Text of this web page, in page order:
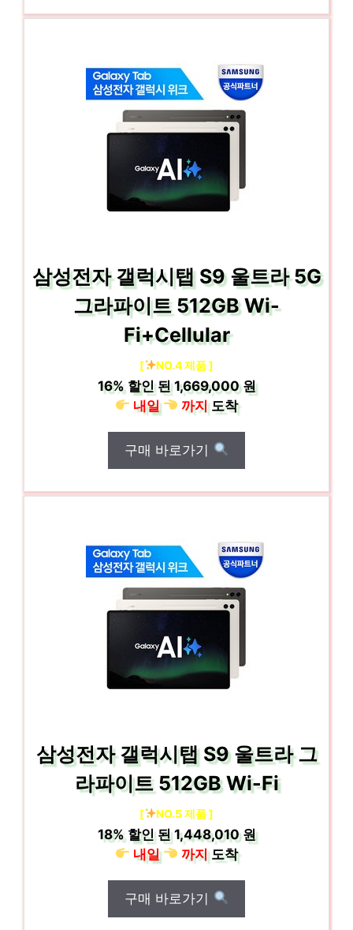
삼성전자 갤럭시탭 S9 울트라 5G
그라파이트 512GB Wi-
Fi+Cellular
[ NO.4 제품 ]
16%할인 된1,669,000 원
내일
까지도착
구매 바로가기
삼성전자 갤럭시탭 S9 울트라 그
라파이트 512GB Wi-Fi
[ NO.5 제품 ]
18%할인 된1,448,010 원
내일
까지도착
구매 바로가기